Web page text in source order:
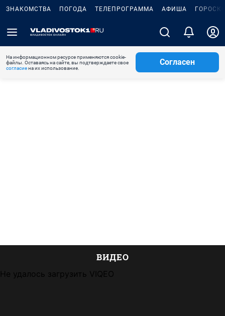
ЗНАКОМСТВА ПОГОДА ТЕЛЕПРОГРАММА АФИША
На информационном ресурсе применяются cookie-
файлы. Оставаясь на сайте, вы подтверждаете свое
согласиена их использование.
Согласен
ВИДЕО
Не удалось загрузить VIQEO